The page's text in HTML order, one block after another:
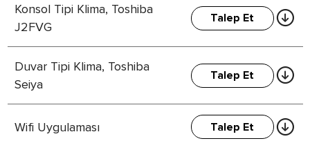
Konsol Tipi Klima, Toshiba
J2FVG
Talep Et
Duvar Tipi Klima, Toshiba
Seiya
Talep Et
Wifi Uygulaması Talep Et